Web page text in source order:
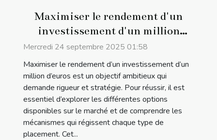
Maximiser le rendement d'un
investissement d'un million
d'euros
Mercredi 24 septembre 2025 01:58
Maximiser le rendement d’un investissement d’un
million d’euros est un objectif ambitieux qui
demande rigueur et stratégie. Pour réussir, il est
essentiel d’explorer les différentes options
disponibles sur le marché et de comprendre les
mécanismes qui régissent chaque type de
placement. Cet...